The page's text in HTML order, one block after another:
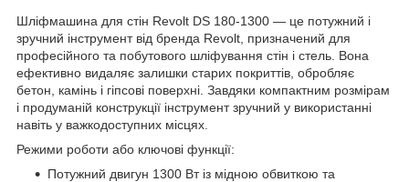
Шліфмашина для стін Revolt DS 180-1300 — це потужний і
зручний інструмент від бренда Revolt, призначений для
професійного та побутового шліфування стін і стель. Вона
ефективно видаляє залишки старих покриттів, обробляє
бетон, камінь і гіпсові поверхні. Завдяки компактним розмірам
і продуманій конструкції інструмент зручний у використанні
навіть у важкодоступних місцях.
Режими роботи або ключові функції:
Потужний двигун 1300 Вт із мідною обвиткою та